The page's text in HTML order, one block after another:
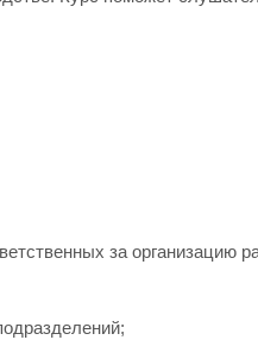
за организацию